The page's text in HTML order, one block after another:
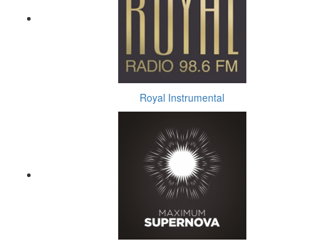
Royal Instrumental